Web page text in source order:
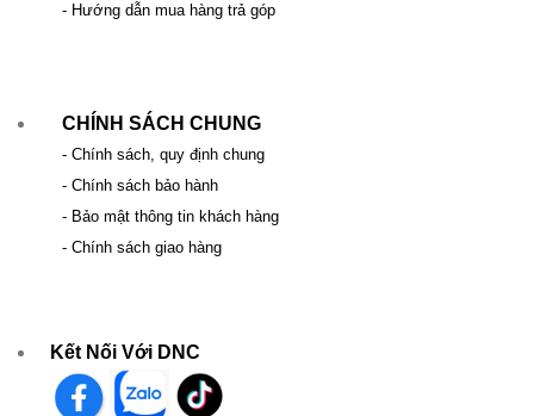
- Hướng dẫn mua hàng trả góp
CHÍNH SÁCH CHUNG
- Chính sách, quy định chung
- Chính sách bảo hành
- Bảo mật thông tin khách hàng
- Chính sách giao hàng
Kết Nối Với DNC